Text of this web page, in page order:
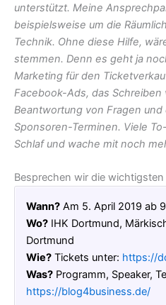
unterstützt. Meine
beispielsweise um die
Technik. Ohne diese Hilfe,
stemmen. Denn es geht ja
Marketing für den
Facebook-Ads, das
Beantwortung von Fragen
Sponsoren-Terminen. Viele
Schlaf und wache mit noch
Besprechen wir die
Wann?Am 5. April 2019 ab
Wo?IHK Dortmund,
Dortmund
Wie?Tickets unter: https://
Was?Programm, Speaker,
https://blog4business.de/